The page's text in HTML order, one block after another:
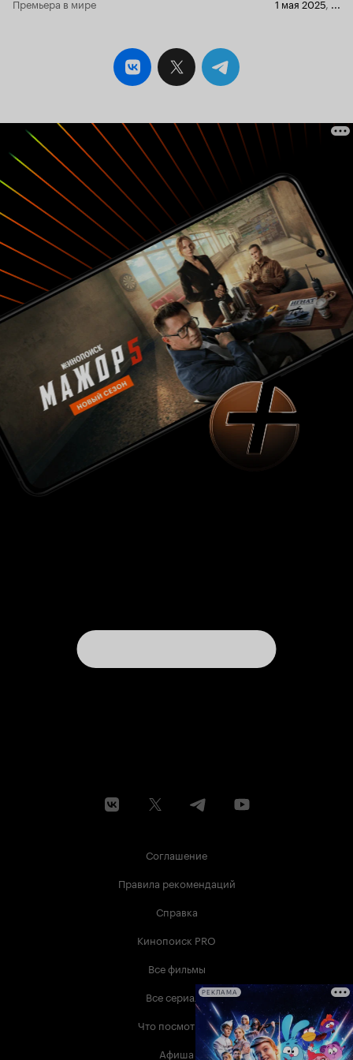
Премьера в мире
1 мая 2025, ...
Соглашение
Правила рекомендаций
Справка
Кинопоиск PRO
Все фильмы
Все сериалы
Что посмотреть
Афиша
РЕКЛАМА